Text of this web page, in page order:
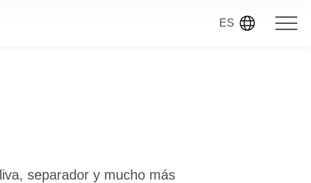
ES
separador y mucho más